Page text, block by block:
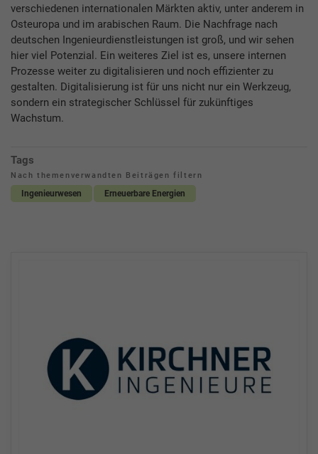
verschiedenen internationalen Märkten aktiv, unter anderem in
Osteuropa und im arabischen Raum. Die Nachfrage nach
deutschen Ingenieurdienstleistungen ist groß, und wir sehen
hier viel Potenzial. Ein weiteres Ziel ist es, unsere internen
Prozesse weiter zu digitalisieren und noch effizienter zu
gestalten. Digitalisierung ist für uns nicht nur ein Werkzeug,
sondern ein strategischer Schlüssel für zukünftiges
Wachstum.
Tags
Nach themenverwandten Beiträgen filtern
Ingenieurwesen Erneuerbare Energien